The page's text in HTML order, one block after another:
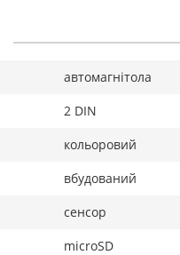
автомагнітола
2 DIN
кольоровий
вбудований
сенсор
microSD